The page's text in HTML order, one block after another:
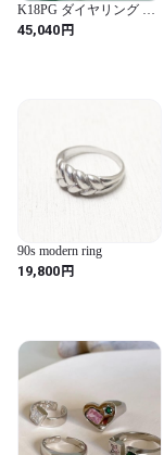
K18PG ダイヤリング 指
輪 デザインリング 7号
ダイヤモンド ジュエリ
45,040円
90s modern ring
19,800円